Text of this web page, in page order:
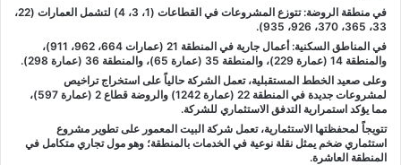
في منطقة الروضة: تتوزع المشروعات في القطاعات (1، 3، 4) لتشمل العمارات (22،
33، 365، 370، 926، 935).
في المناطق السكنية: أعمال جارية في المنطقة 21 (عمارات 664، 962، 911)،
والمنطقة 14 (عمارة 229)، والمنطقة 35 (عمارة 65)، والمنطقة 36 (عمارة 298).
وعلى صعيد الخطط المستقبلية، تعمل الشركة حالياً على استخراج تراخيص
لمشروعات جديدة في المنطقة 22 (عمارة 1242) والروضة قطاع 2 (عمارة 597)،
مما يؤكد استمرارية التدفق الاستثماري للشركة.
تتويجاً لمحفظتها الاستثمارية، تعمل شركة البيت المعمور على تطوير مشروع
استثماري ضخم يمثل نقلة نوعية في الخدمات بالمنطقة؛ وهو مول تجاري متكامل في
المنطقة العاشرة.